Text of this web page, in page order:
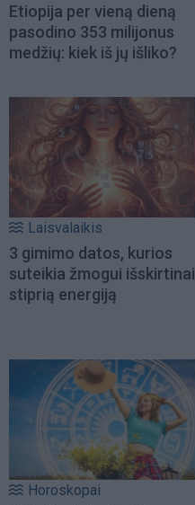
Etiopija per vieną dieną
pasodino 353 milijonus
medžių: kiek iš jų išliko?
Laisvalaikis
3 gimimo datos, kurios
suteikia žmogui išskirtinai
stiprią energiją
Horoskopai